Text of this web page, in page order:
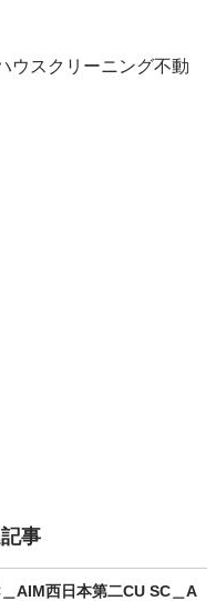
ウスクリーニング不動
事
西日本第二CU SC＿A